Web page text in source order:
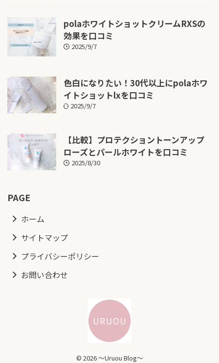
polaホワイトショットクリームRXSの
効果を口コミ
2025/9/7
色白になりたい！30代以上にpolaホワ
イトショットlxを口コミ
2025/9/7
【比較】プロテクショントーンアップ
ローズとパールホワイトを口コミ
2025/8/30
PAGE
ホーム
サイトマップ
プライバシーポリシー
お問い合わせ
© 2026 ～Uruou Blog～